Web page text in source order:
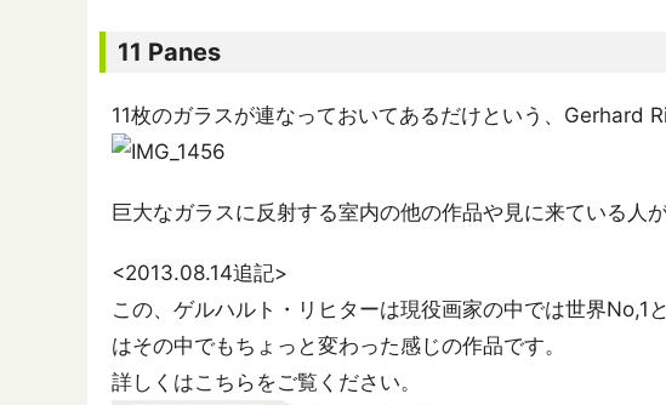
11 Panes
11枚のガラスが連なっておいてあるだけという、Gerhard
巨大なガラスに反射する室内の他の作品や見に来ている人
<2013.08.14追記>
この、ゲルハルト・リヒターは現役画家の中では世界No,1
はその中でもちょっと変わった感じの作品です。
詳しくはこちらをご覧ください。